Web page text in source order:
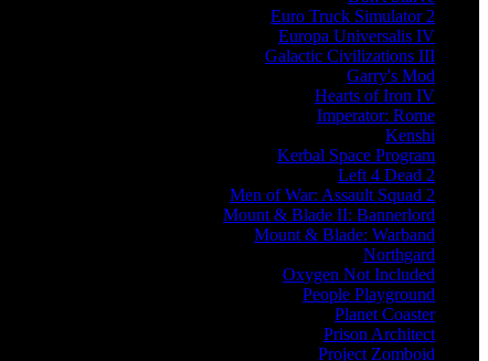
Euro Truck Simulator 2
Europa Universalis IV
Galactic Civilizations III
Garry's Mod
Hearts of Iron IV
Imperator: Rome
Kenshi
Kerbal Space Program
Left 4 Dead 2
Men of War: Assault Squad 2
Mount & Blade II: Bannerlord
Mount & Blade: Warband
Northgard
Oxygen Not Included
People Playground
Planet Coaster
Prison Architect
Project Zomboid